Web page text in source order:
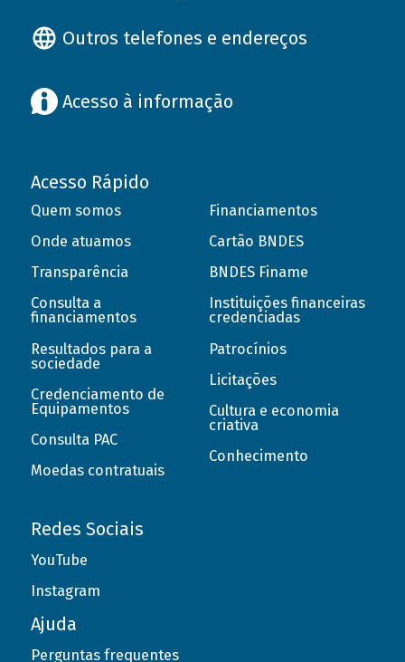
Outros telefones e endereços
Acesso à informação
Acesso Rápido
Quem somos
Onde atuamos
Transparência
Consulta a
financiamentos
Resultados para a
sociedade
Credenciamento de
Equipamentos
Consulta PAC
Moedas contratuais
Financiamentos
Cartão BNDES
BNDES Finame
Instituições financeiras
credenciadas
Patrocínios
Licitações
Cultura e economia
criativa
Conhecimento
Redes Sociais
YouTube
Instagram
Ajuda
Perguntas frequentes